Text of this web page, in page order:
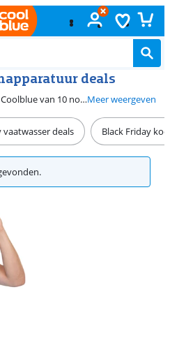
deals
Tijdens Black Friday scoor je bij Coolblue van 10 november tot en met 1 december 2025 de beste deals op keuken en huishoudproducten. Zo haal je bijvoorbeeld een nieuwe pannenset of airfryer in huis. Of denk aan een nieuwe stofzuiger, zodat je jouw huis er daarna weer spik en span uitziet. Verder haal je tijdens Black Friday ook andere keukenapparaten of huishoudelijke producten met fikse korting.Meer weergeven
vaatwasser deals Black Friday